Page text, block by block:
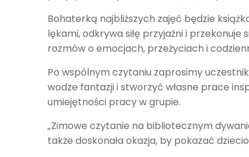
Bohaterką najbliższych zajęć będzie
lękami, odkrywa siłę przyjaźni i
rozmów o emocjach, przeżyciach i
Po wspólnym czytaniu zaprosimy
wodze fantazji i stworzyć własne prace
umiejętności pracy w grupie.
„Zimowe czytanie na bibliotecznym
także doskonała okazja, by pokazać